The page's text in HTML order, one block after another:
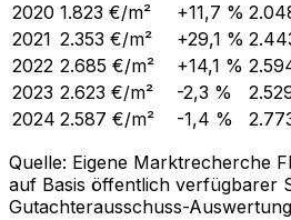
2020 1.823 €/m² +11,7 %
2021 2.353 €/m² +29,1 %
2022 2.685 €/m² +14,1 %
2023 2.623 €/m² -2,3 %
2024 2.587 €/m² -1,4 %
Quelle: Eigene Marktrecherche
auf Basis öffentlich verfügbarer
Gutachterausschuss-